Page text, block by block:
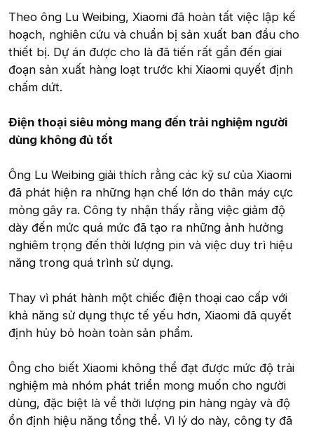
Theo ông Lu Weibing, Xiaomi đã hoàn tất việc lập kế
hoạch, nghiên cứu và chuẩn bị sản xuất ban đầu cho
thiết bị. Dự án được cho là đã tiến rất gần đến giai
đoạn sản xuất hàng loạt trước khi Xiaomi quyết định
chấm dứt.
Điện thoại siêu mỏng mang đến trải nghiệm người
dùng không đủ tốt
Ông Lu Weibing giải thích rằng các kỹ sư của Xiaomi
đã phát hiện ra những hạn chế lớn do thân máy cực
mỏng gây ra. Công ty nhận thấy rằng việc giảm độ
dày đến mức quá mức đã tạo ra những ảnh hưởng
nghiêm trọng đến thời lượng pin và việc duy trì hiệu
năng trong quá trình sử dụng.
Thay vì phát hành một chiếc điện thoại cao cấp với
khả năng sử dụng thực tế yếu hơn, Xiaomi đã quyết
định hủy bỏ hoàn toàn sản phẩm.
Ông cho biết Xiaomi không thể đạt được mức độ trải
nghiệm mà nhóm phát triển mong muốn cho người
dùng, đặc biệt là về thời lượng pin hàng ngày và độ
ổn định hiệu năng tổng thể. Vì lý do này, công ty đã